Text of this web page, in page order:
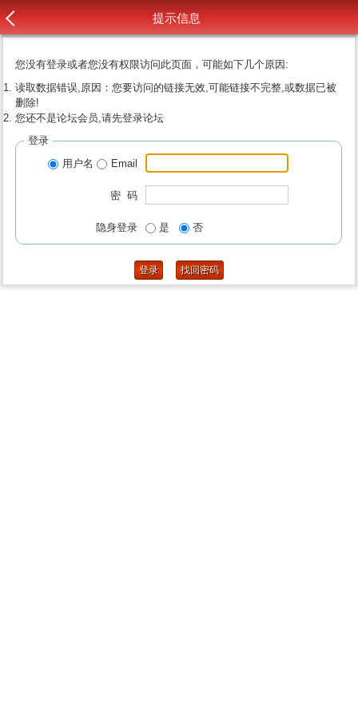
提示信息
您没有登录或者您没有权限访问此页面，可能如下几个原因:
读取数据错误,原因：您要访问的链接无效,可能链接不完整,或数据已被
删除!
您还不是论坛会员,请先登录论坛
登录
用户名
Email
密 码
隐身登录 是 否